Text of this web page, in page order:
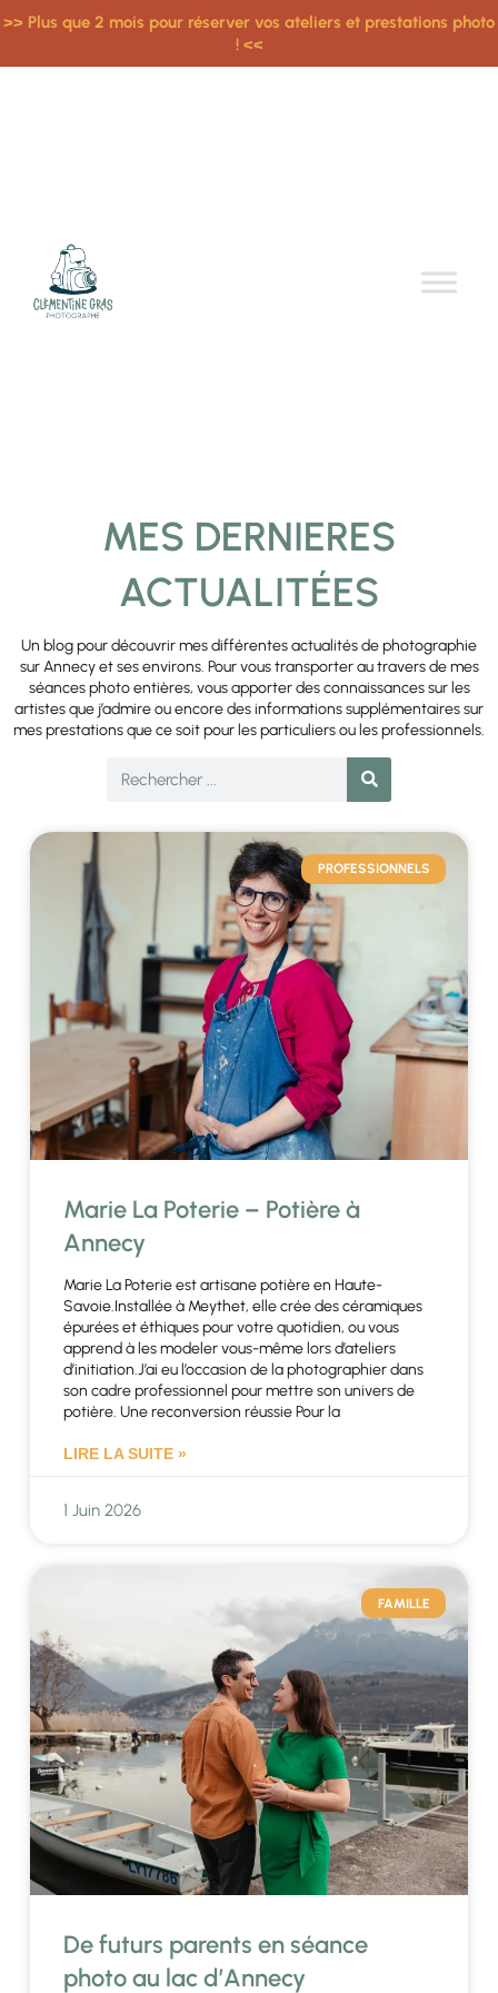
>> Plus que 2 mois pour réserver vos ateliers et prestations photo
! <<
MES DERNIERES
ACTUALITÉES
Un blog pour découvrir mes différentes actualités de photographie
sur Annecy et ses environs. Pour vous transporter au travers de mes
séances photo entières, vous apporter des connaissances sur les
artistes que j’admire ou encore des informations supplémentaires sur
mes prestations que ce soit pour les particuliers ou les professionnels.
PROFESSIONNELS
Marie La Poterie – Potière à
Annecy
Marie La Poterie est artisane potière en Haute-
Savoie.Installée à Meythet, elle crée des céramiques
épurées et éthiques pour votre quotidien, ou vous
apprend à les modeler vous-même lors d’ateliers
d’initiation.​J’ai eu l’occasion de la photographier dans
son cadre professionnel pour mettre son univers de
potière. Une reconversion réussie Pour la
LIRE LA SUITE »
1 Juin 2026
FAMILLE
De futurs parents en séance
photo au lac d’Annecy